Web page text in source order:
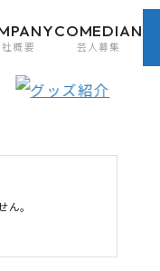
社概要
COMEDIAN
芸人募集
。